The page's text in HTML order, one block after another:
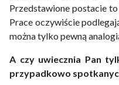
Przedstawione postacie
Prace oczywiście
można tylko pewną
A czy uwiecznia Pan
przypadkowo